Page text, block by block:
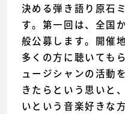
決める弾き語り原石
す。第一回は、全国
般公募します。開催
多くの方に聴いても
ュージシャンの活動
きたらという思いと
いという音楽好きな